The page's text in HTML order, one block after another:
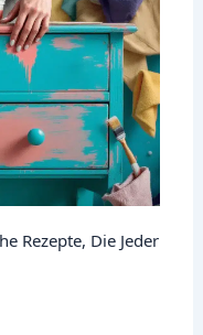
Rezepte, Die Jeder